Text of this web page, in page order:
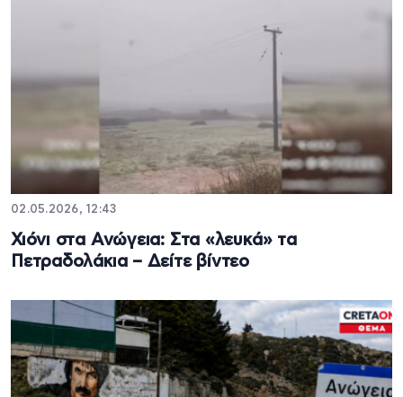
02.05.2026, 12:43
Χιόνι στα Ανώγεια: Στα «λευκά» τα
Πετραδολάκια – Δείτε βίντεο